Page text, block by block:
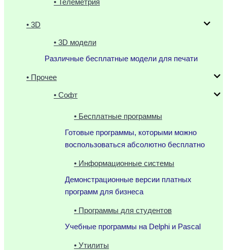
• Телеметрия
• 3D
• 3D модели
Различные бесплатные модели для печати
• Прочее
• Софт
• Бесплатные программы
Готовые программы, которыми можно
воспользоваться абсолютно бесплатно
• Информационные системы
Демонстрационные версии платных
программ для бизнеса
• Программы для студентов
Учебные программы на Delphi и Pascal
• Утилиты